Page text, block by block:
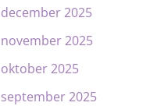
december 2025
november 2025
oktober 2025
september 2025